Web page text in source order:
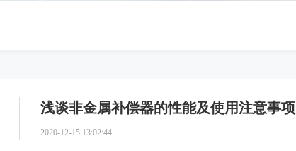
浅谈非金属补偿器的性能及使用注意事项
2020-12-15 13:02:44